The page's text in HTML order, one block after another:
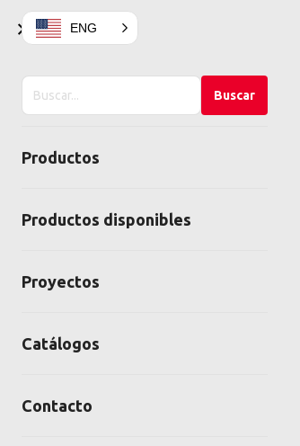
Productos
Home Mobiliario Urbano
×
Buscar
en
Buscar
Productos
Productos disponibles
Proyectos
Catálogos
Contacto
ENG